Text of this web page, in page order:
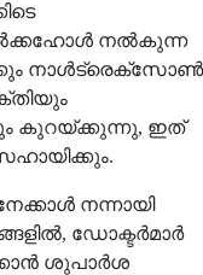
നൽകുന്ന
നാൾട്രെക്സോൺ
കുറയ്ക്കുന്നു, ഇത്
നന്നായി
ഡോക്ടർമാർ
ശുപാർശ